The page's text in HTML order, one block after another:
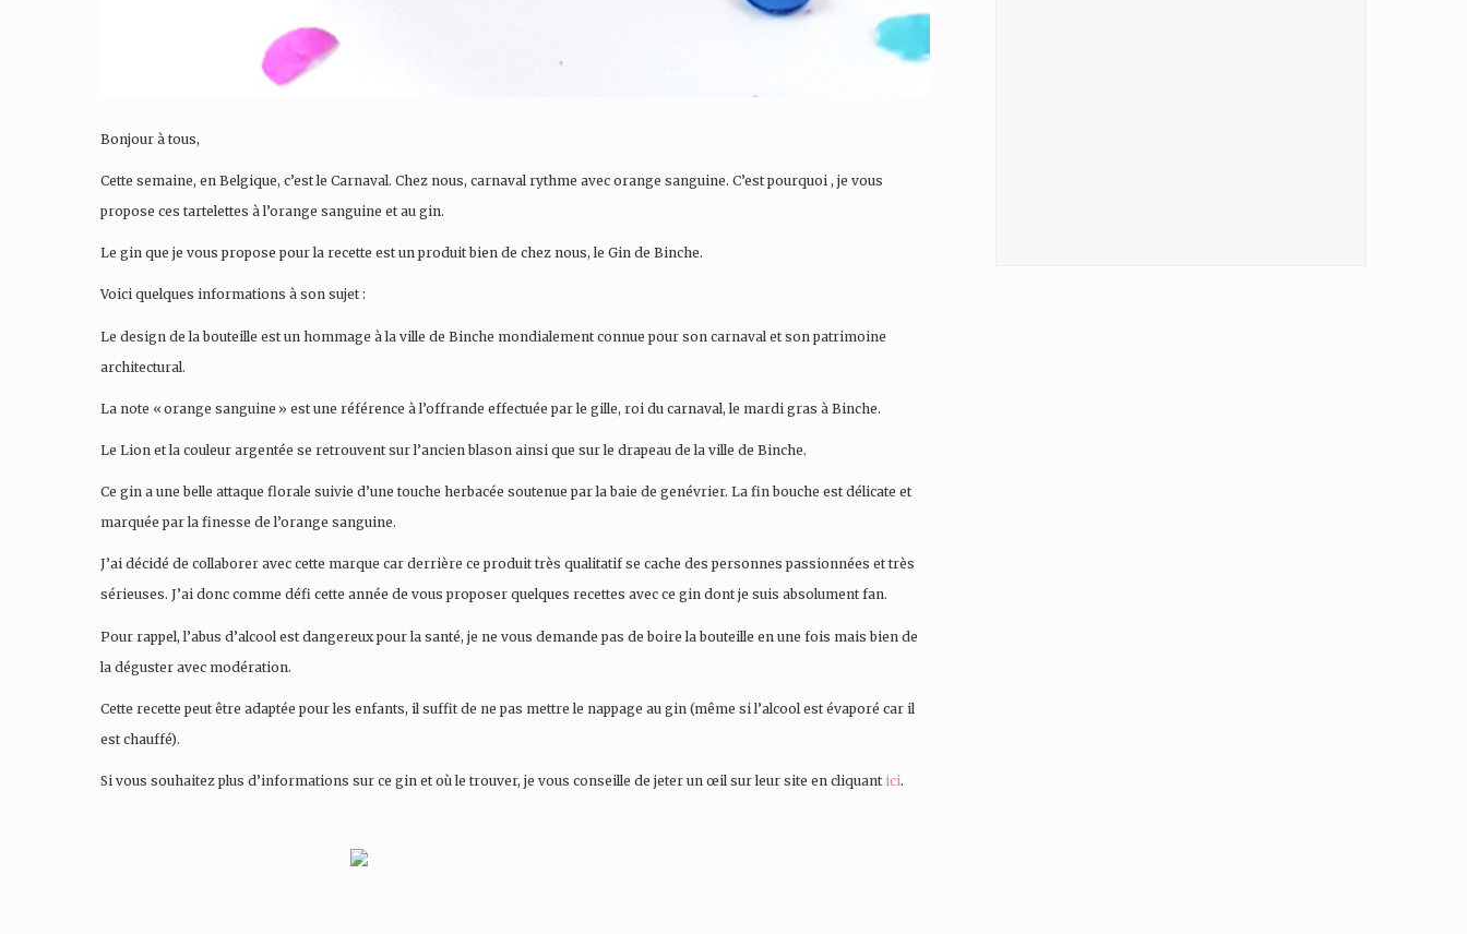
Bonjour à tous,
Cette semaine, en Belgique, c’est le Carnaval. Chez nous, carnaval rythme avec orange sanguine. C’est pourquoi , je vous
propose ces tartelettes à l’orange sanguine et au gin.
Le gin que je vous propose pour la recette est un produit bien de chez nous, le Gin de Binche.
Voici quelques informations à son sujet :
Le design de la bouteille est un hommage à la ville de Binche mondialement connue pour son carnaval et son patrimoine
architectural.
La note « orange sanguine » est une référence à l’offrande effectuée par le gille, roi du carnaval, le mardi gras à Binche.
Le Lion et la couleur argentée se retrouvent sur l’ancien blason ainsi que sur le drapeau de la ville de Binche.
Ce gin a une belle attaque florale suivie d’une touche herbacée soutenue par la baie de genévrier. La fin bouche est délicate et
marquée par la finesse de l’orange sanguine.
J’ai décidé de collaborer avec cette marque car derrière ce produit très qualitatif se cache des personnes passionnées et très
sérieuses. J’ai donc comme défi cette année de vous proposer quelques recettes avec ce gin dont je suis absolument fan.
Pour rappel, l’abus d’alcool est dangereux pour la santé, je ne vous demande pas de boire la bouteille en une fois mais bien de
la déguster avec modération.
Cette recette peut être adaptée pour les enfants, il suffit de ne pas mettre le nappage au gin (même si l’alcool est évaporé car il
est chauffé).
Si vous souhaitez plus d’informations sur ce gin et où le trouver, je vous conseille de jeter un œil sur leur site en cliquant ici.